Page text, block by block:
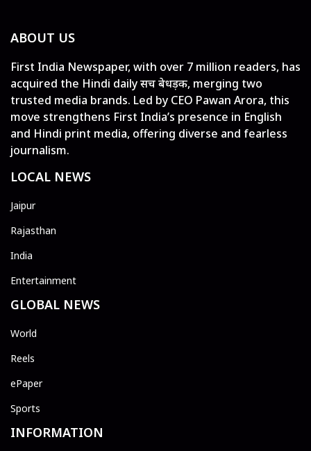
ABOUT US
First India Newspaper, with over 7 million readers, has
acquired the Hindi daily सच बेधड़क, merging two
trusted media brands. Led by CEO Pawan Arora, this
move strengthens First India’s presence in English
and Hindi print media, offering diverse and fearless
journalism.
LOCAL NEWS
Jaipur
Rajasthan
India
Entertainment
GLOBAL NEWS
World
Reels
ePaper
Sports
INFORMATION